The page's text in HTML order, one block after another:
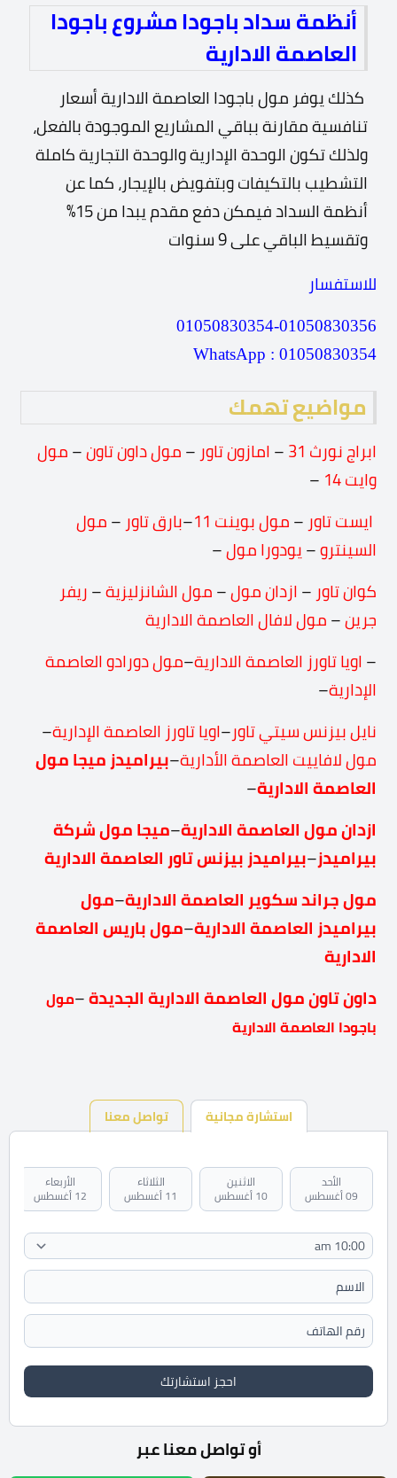
أنظمة سداد باجودا مشروع باجودا
العاصمة الادارية
كذلك يوفر مول باجودا العاصمة الادارية أسعار
تنافسية مقارنة بباقي المشاريع الموجودة بالفعل،
ولذلكتكون الوحدة الإدارية والوحدة التجارية كاملة
التشطيب بالتكيفات وبتفويض بالإيجار، كماعن
أنظمة السداد فيمكن دفع مقدم يبدا من 15%
وتقسيط الباقي على 9 سنوات
للاستفسار
01050830354-01050830356
WhatsApp : 01050830354
مواضيع تهمك
ابراج نورث 31 –امازون تاور –مول داون تاون–مول
وايت 14
–
ايست تاور –مول بوينت 11 –بارق تاور –مول
السينترو–يودورا مول–
كوان تاور –ازدان مول–مول الشانزليزية–ريفر
جرين–مول لافال العاصمة الادارية
–اويا تاورز العاصمة الادارية–مول دورادو العاصمة
الإدارية–
نايل بيزنس سيتي تاور–اويا تاورز العاصمة الإدارية–
مول لافاييت العاصمة الأدارية–بيراميدز ميجا مول
العاصمة الادارية–
ازدان مول العاصمة الادارية–ميجا مول شركة
بيراميدز–بيراميدز بيزنس تاور العاصمة الادارية
مول جراند سكوير العاصمة الادارية–مول
بيراميدز العاصمة الادارية–مول باريس العاصمة
الادارية
داون تاون مول العاصمة الادارية الجديدة–مول
باجودا العاصمة الادارية
استشارة مجانية تواصل معنا
الأحد
09 أغسطس
الاثنين
10 أغسطس
الثلاثاء
11 أغسطس
الأربعاء
12 أغسطس
احجز استشارتك
أو تواصل معنا عبر